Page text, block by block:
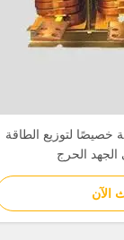
لتوزيع الطاقة
الحرج
الآن